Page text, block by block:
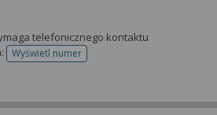
telefonicznego kontaktu
Wyświetl numertelefonu do rejestracji